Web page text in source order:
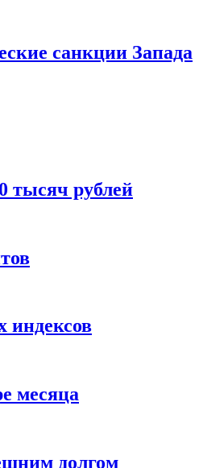
санкции Запада
тысяч рублей
индексов
месяца
долгом